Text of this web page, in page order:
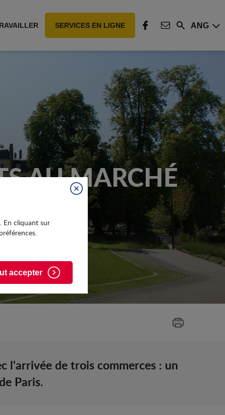
Fermer
En cliquant sur
accepter
SERVICES EN LIGNE
FACEBOOK
CONTACT
Rechercher
ANG
AU MARCHÉ
l'arrivée de trois commerces : un
Paris.